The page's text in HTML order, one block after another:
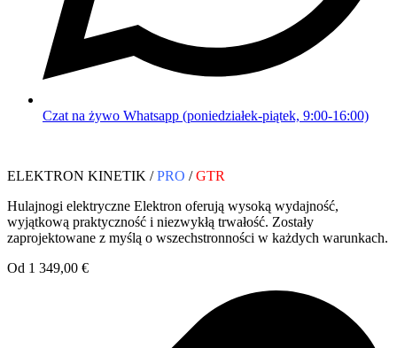
Czat na żywo Whatsapp (poniedziałek-piątek, 9:00-16:00)
ELEKTRON KINETIK /PRO /GTR
Hulajnogi elektryczne Elektron oferują wysoką wydajność,
wyjątkową praktyczność i niezwykłą trwałość. Zostały
zaprojektowane z myślą o wszechstronności w każdych warunkach.
Od 1 349,00 €